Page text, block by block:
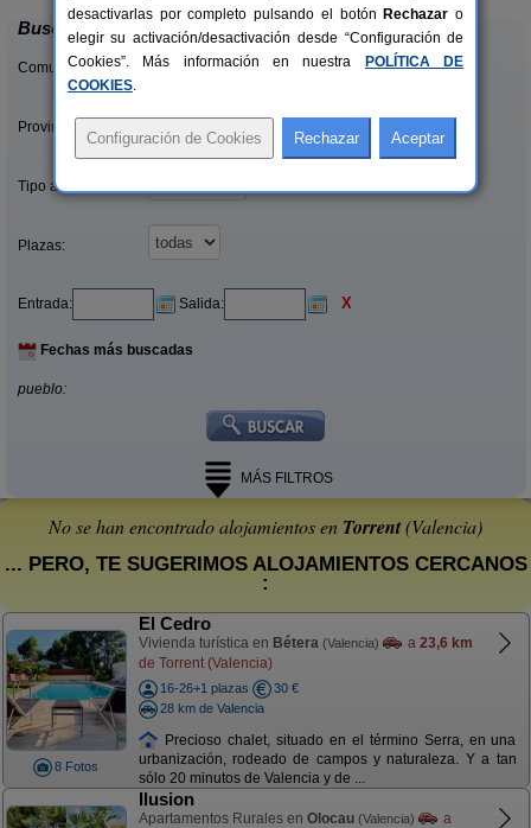
Buscar
Comunidades:
Provincias/Islas:
Tipo alquiler:
Plazas:
Entrada: Salida: X
Fechas más buscadas
pueblo:
MÁS FILTROS
No se han encontrado alojamientos en Torrent(Valencia)
... PERO, TE SUGERIMOS ALOJAMIENTOS CERCANOS
:
8 Fotos
El Cedro
Vivienda turística en Bétera (Valencia) a 23,6 km
de Torrent (Valencia)
16-26+1 plazas
30 €
28 km de Valencia
Precioso chalet, situado en el término Serra, en una
urbanización, rodeado de campos y naturaleza. Y a tan
sólo 20 minutos de Valencia y de ...
Ilusion
Apartamentos Rurales en Olocau (Valencia)
a
desactivarlas por completo pulsando el botón Rechazar o
elegir su activación/desactivación desde “Configuración de
Cookies”. Más información en nuestra
POLÍTICA DE
COOKIES.